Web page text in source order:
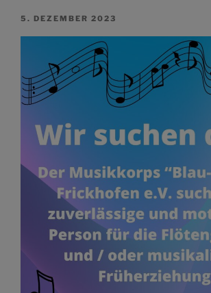
VERÖFFENTLICHT
5. DEZEMBER 2023